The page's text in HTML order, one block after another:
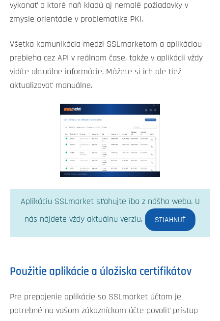
vykonať a ktoré naň kladú aj nemalé požiadavky v
zmysle orientácie v problematike PKI.
Všetka komunikácia medzi SSLmarketom a aplikáciou
prebieha cez API v reálnom čase, takže v aplikácii vždy
vidíte aktuálne informácie. Môžete si ich ale tiež
aktualizovať manuálne.
Aplikáciu SSLmarket sťahujte iba z nášho webu. U
nás nájdete vždy aktuálnu verziu. STIAHNUŤ
Použitie aplikácie a úložiska certifikátov
Pre prepojenie aplikácie so SSLmarket účtom je
potrebné na vašom zákazníckom účte povoliť prístup